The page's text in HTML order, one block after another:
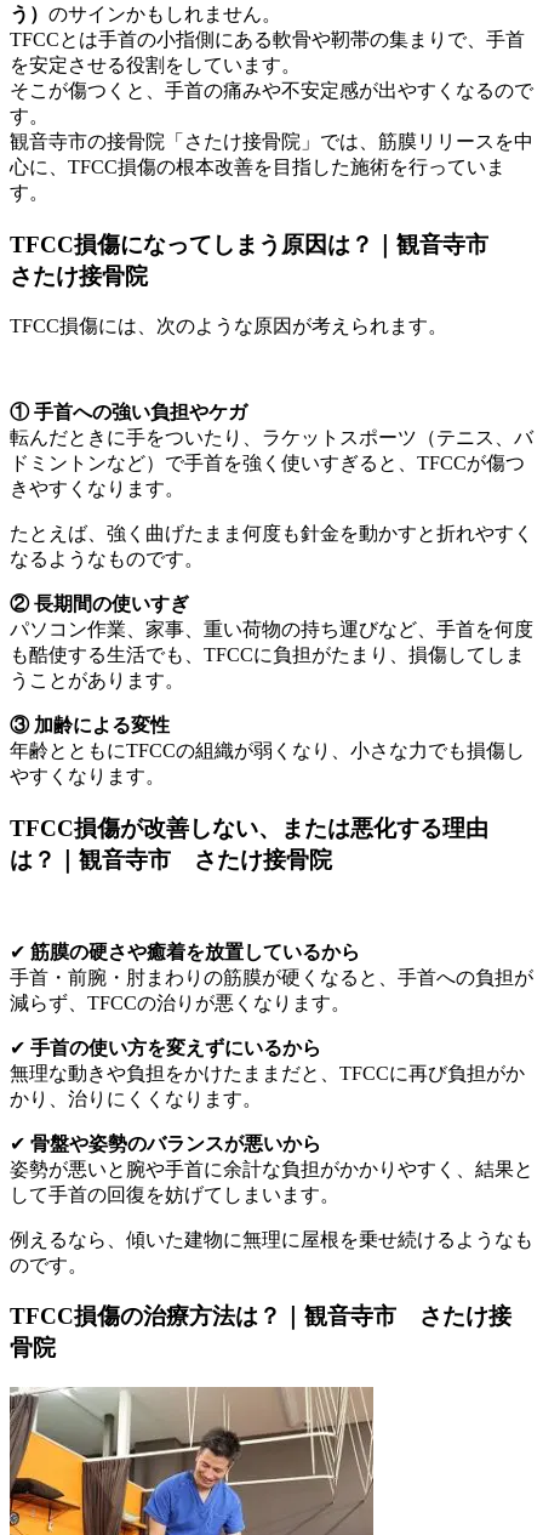
う） のサインかもしれません。
TFCCとは手首の小指側にある軟骨や靭帯の集まりで、手首
を安定させる役割をしています。
そこが傷つくと、手首の痛みや不安定感が出やすくなるので
す。
観音寺市の接骨院「さたけ接骨院」では、筋膜リリースを中
心に、TFCC損傷の根本改善を目指した施術を行っていま
す。
TFCC損傷になってしまう原因は？｜観音寺市
さたけ接骨院
TFCC損傷には、次のような原因が考えられます。
① 手首への強い負担やケガ
転んだときに手をついたり、ラケットスポーツ（テニス、バ
ドミントンなど）で手首を強く使いすぎると、TFCCが傷つ
きやすくなります。
たとえば、強く曲げたまま何度も針金を動かすと折れやすく
なるようなものです。
② 長期間の使いすぎ
パソコン作業、家事、重い荷物の持ち運びなど、手首を何度
も酷使する生活でも、TFCCに負担がたまり、損傷してしま
うことがあります。
③ 加齢による変性
年齢とともにTFCCの組織が弱くなり、小さな力でも損傷し
やすくなります。
TFCC損傷が改善しない、または悪化する理由
は？｜観音寺市 さたけ接骨院
✔ 筋膜の硬さや癒着を放置しているから
手首・前腕・肘まわりの筋膜が硬くなると、手首への負担が
減らず、TFCCの治りが悪くなります。
✔ 手首の使い方を変えずにいるから
無理な動きや負担をかけたままだと、TFCCに再び負担がか
かり、治りにくくなります。
✔ 骨盤や姿勢のバランスが悪いから
姿勢が悪いと腕や手首に余計な負担がかかりやすく、結果と
して手首の回復を妨げてしまいます。
例えるなら、傾いた建物に無理に屋根を乗せ続けるようなも
のです。
TFCC損傷の治療方法は？｜観音寺市 さたけ接
骨院